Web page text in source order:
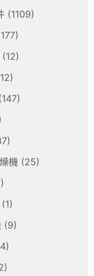
(1109)
(12)
機 (25)
(1)
(9)